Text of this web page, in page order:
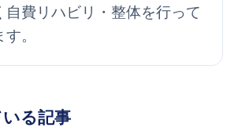
自費リハビリ・整体を行って
。
る記事